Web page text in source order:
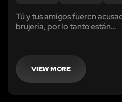
Tú y tus amigos fueron
brujería, por lo tanto están
VIEW MORE